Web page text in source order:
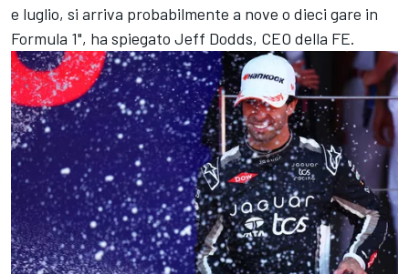
e luglio, si arriva probabilmente a nove o dieci gare in
Formula 1", ha spiegato Jeff Dodds, CEO della FE.